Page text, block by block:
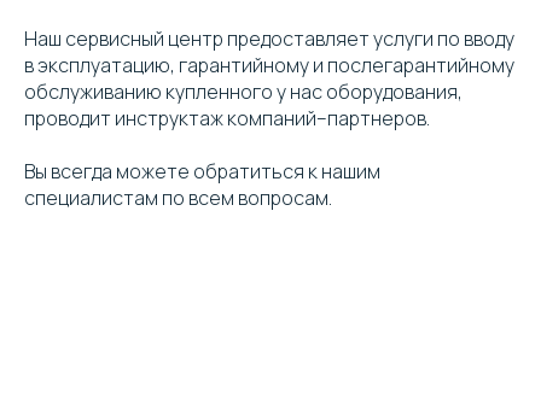
Наш сервисный центр предоставляет услуги по вводу
в эксплуатацию, гарантийному и послегарантийному
обслуживанию купленного у нас оборудования,
проводит инструктаж компаний–партнеров.
Вы всегда можете обратиться к нашим
специалистам по всем вопросам.